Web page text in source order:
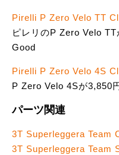
Pirelli P Zero Velo TT
ピレリのP Zero Velo
Good
Pirelli P Zero Velo 4S
P Zero Velo 4Sが3,850
パーツ関連
3T Superleggera Team
3T Superleggera Team